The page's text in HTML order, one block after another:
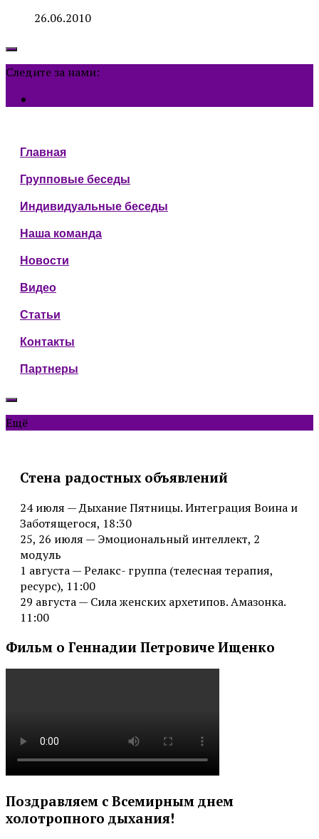
26.06.2010
Следите за нами:
Главная
Групповые беседы
Индивидуальные беседы
Наша команда
Новости
Видео
Статьи
Контакты
Партнеры
Ещё
Стена радостных объявлений
24 июля — Дыхание Пятницы. Интеграция Воина и
Заботящегося, 18:30
25, 26 июля — Эмоциональный интеллект, 2
модуль
1 августа — Релакс- группа (телесная терапия,
ресурс), 11:00
29 августа — Сила женских архетипов. Амазонка.
11:00
Фильм о Геннадии Петровиче Ищенко
Поздравляем с Всемирным днем
холотропного дыхания!